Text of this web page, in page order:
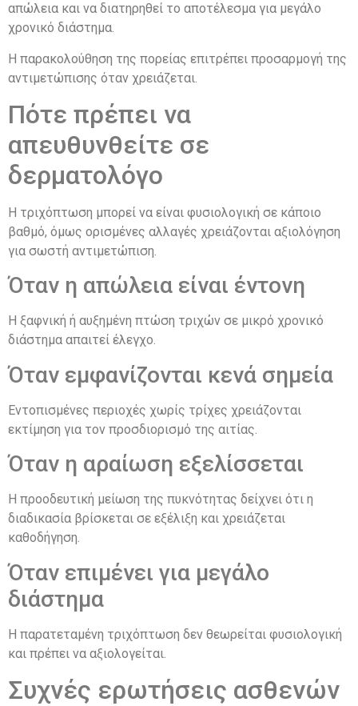
απώλεια και να διατηρηθεί το αποτέλεσμα για μεγάλο
χρονικό διάστημα.
Η παρακολούθηση της πορείας επιτρέπει προσαρμογή της
αντιμετώπισης όταν χρειάζεται.
Πότε πρέπει να
απευθυνθείτε σε
δερματολόγο
Η τριχόπτωση μπορεί να είναι φυσιολογική σε κάποιο
βαθμό, όμως ορισμένες αλλαγές χρειάζονται αξιολόγηση
για σωστή αντιμετώπιση.
Όταν η απώλεια είναι έντονη
Η ξαφνική ή αυξημένη πτώση τριχών σε μικρό χρονικό
διάστημα απαιτεί έλεγχο.
Όταν εμφανίζονται κενά σημεία
Εντοπισμένες περιοχές χωρίς τρίχες χρειάζονται
εκτίμηση για τον προσδιορισμό της αιτίας.
Όταν η αραίωση εξελίσσεται
Η προοδευτική μείωση της πυκνότητας δείχνει ότι η
διαδικασία βρίσκεται σε εξέλιξη και χρειάζεται
καθοδήγηση.
Όταν επιμένει για μεγάλο
διάστημα
Η παρατεταμένη τριχόπτωση δεν θεωρείται φυσιολογική
και πρέπει να αξιολογείται.
Συχνές ερωτήσεις ασθενών